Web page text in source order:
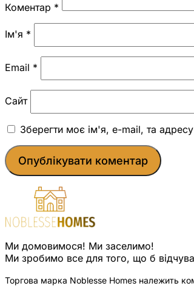
Коментар *
Ім'я *
Email *
Сайт
Зберегти моє ім'я, e-mail, та
Ми домовимося! Ми заселимо!
Ми зробимо все для того, що б
Торгова марка Noblesse Homes належить